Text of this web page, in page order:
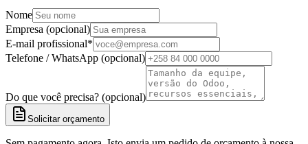
Nome
Empresa (opcional)
E-mail profissional*
Telefone / WhatsApp (opcional)
Do que você precisa? (opcional)
Solicitar orçamento